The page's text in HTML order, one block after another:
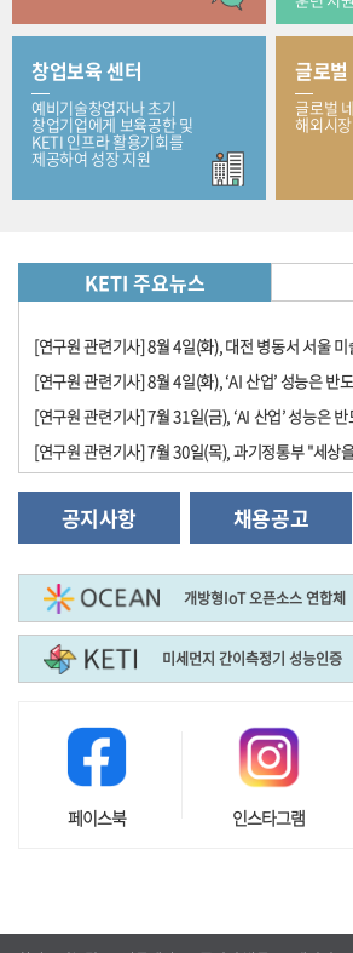
창업보육 센터
예비기술창업자나 초기
창업기업에게 보육공한 및
KETI 인프라 활용기회를
제공하여 성장 지원
글로벌
글로벌
해외시
KETI 주요뉴스
공지사항 채용공고
개방형IoT 오픈소스 연합체
미세먼지 간이측정기 성능인증
페이스북 인스타그램